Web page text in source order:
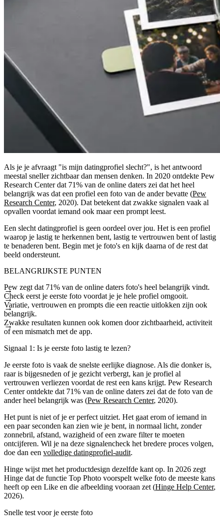
Als je je afvraagt "is mijn datingprofiel slecht?", is het antwoord
meestal sneller zichtbaar dan mensen denken. In 2020 ontdekte Pew
Research Center dat 71% van de online daters zei dat het heel
belangrijk was dat een profiel een foto van de ander bevatte (Pew
Research Center, 2020). Dat betekent dat zwakke signalen vaak al
opvallen voordat iemand ook maar een prompt leest.
Een slecht datingprofiel is geen oordeel over jou. Het is een profiel
waarop je lastig te herkennen bent, lastig te vertrouwen bent of lastig
te benaderen bent. Begin met je foto's en kijk daarna of de rest dat
beeld ondersteunt.
BELANGRIJKSTE PUNTEN
Pew zegt dat 71% van de online daters foto's heel belangrijk vindt.
Check eerst je eerste foto voordat je je hele profiel omgooit.
Variatie, vertrouwen en prompts die een reactie uitlokken zijn ook
belangrijk.
Zwakke resultaten kunnen ook komen door zichtbaarheid, activiteit
of een mismatch met de app.
Signaal 1: Is je eerste foto lastig te lezen?
Je eerste foto is vaak de snelste eerlijke diagnose. Als die donker is,
raar is bijgesneden of je gezicht verbergt, kan je profiel al
vertrouwen verliezen voordat de rest een kans krijgt. Pew Research
Center ontdekte dat 71% van de online daters zei dat de foto van de
ander heel belangrijk was (Pew Research Center, 2020).
Het punt is niet of je er perfect uitziet. Het gaat erom of iemand in
een paar seconden kan zien wie je bent, in normaal licht, zonder
zonnebril, afstand, wazigheid of een zware filter te moeten
ontcijferen. Wil je na deze signalencheck het bredere proces volgen,
doe dan een volledige datingprofiel-audit.
Hinge wijst met het productdesign dezelfde kant op. In 2026 zegt
Hinge dat de functie Top Photo voorspelt welke foto de meeste kans
heeft op een Like en die afbeelding vooraan zet (Hinge Help Center,
2026).
Snelle test voor je eerste foto